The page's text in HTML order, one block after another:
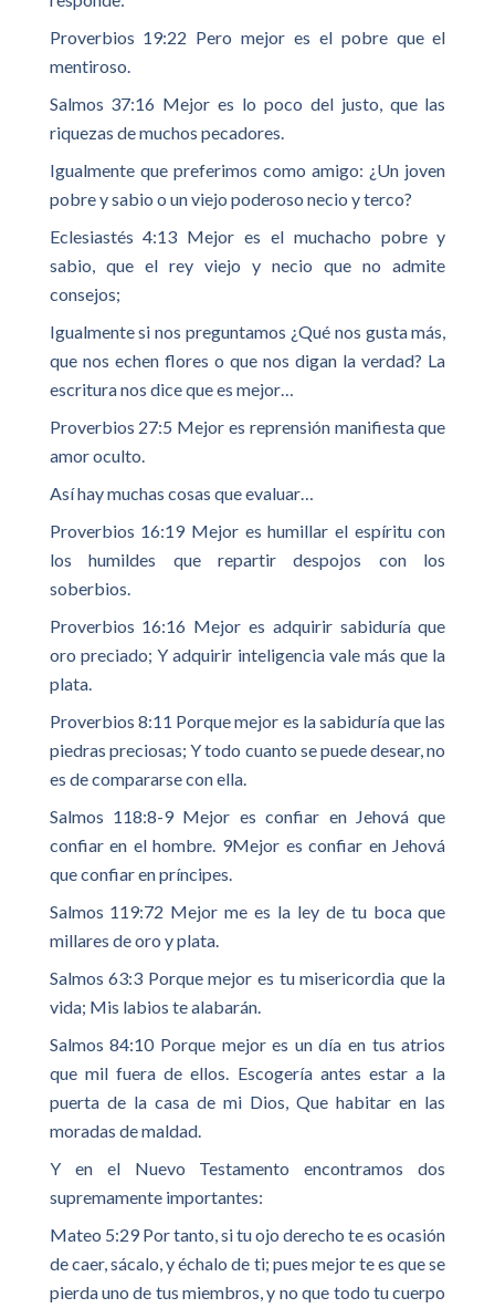
Proverbios 19:22 Pero mejor es el pobre que el
mentiroso.
Salmos 37:16 Mejor es lo poco del justo, que las
riquezas de muchos pecadores.
Igualmente que preferimos como amigo: ¿Un joven
pobre y sabio o un viejo poderoso necio y terco?
Eclesiastés 4:13 Mejor es el muchacho pobre y
sabio, que el rey viejo y necio que no admite
consejos;
Igualmente si nos preguntamos ¿Qué nos gusta más,
que nos echen flores o que nos digan la verdad? La
escritura nos dice que es mejor…
Proverbios 27:5 Mejor es reprensión manifiesta que
amor oculto.
Así hay muchas cosas que evaluar…
Proverbios 16:19 Mejor es humillar el espíritu con
los humildes que repartir despojos con los
soberbios.
Proverbios 16:16 Mejor es adquirir sabiduría que
oro preciado; Y adquirir inteligencia vale más que la
plata.
Proverbios 8:11 Porque mejor es la sabiduría que las
piedras preciosas; Y todo cuanto se puede desear, no
es de compararse con ella.
Salmos 118:8-9 Mejor es confiar en Jehová que
confiar en el hombre. 9Mejor es confiar en Jehová
que confiar en príncipes.
Salmos 119:72 Mejor me es la ley de tu boca que
millares de oro y plata.
Salmos 63:3 Porque mejor es tu misericordia que la
vida; Mis labios te alabarán.
Salmos 84:10 Porque mejor es un día en tus atrios
que mil fuera de ellos. Escogería antes estar a la
puerta de la casa de mi Dios, Que habitar en las
moradas de maldad.
Y en el Nuevo Testamento encontramos dos
supremamente importantes:
Mateo 5:29 Por tanto, si tu ojo derecho te es ocasión
de caer, sácalo, y échalo de ti; pues mejor te es que se
pierda uno de tus miembros, y no que todo tu cuerpo